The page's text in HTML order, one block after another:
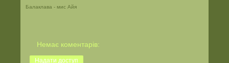
Балаклава - мис Айя
Немає коментарів:
Надати доступ